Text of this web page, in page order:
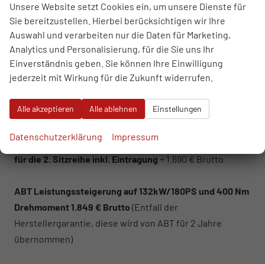
Kreuzungsassistent, Notbremsassistent ""Front Assist""
mit Fußgänger- und Radfahrererkennung, Notrufsystem
eCall, Reifenkontrollanzeige.
ausl. Ez. und Garantiebeginn / Endkundennachweis
erforderlich.
6 Sitzer: 1 zusätzlicher Sitz (Vis-a-Vis)mit Armlehnen für
7 Sitzer: 2 zusätzliche Sitze (Vis-a-Vis)
für die 2. Sitzreihe inkl. Eintragung + 1.690 € Brutto
ABT Leistungssteigerung auf 132kW/180PS und 400 Nm
Drehmoment 1.849 € Brutto (Entfall der
Herstellergarantie, diese wird von ABT für 2 Jahre
übernommen)
Unsere Website setzt Cookies ein, um unsere Dienste für
Sie bereitzustellen. Hierbei berücksichtigen wir Ihre
Auswahl und verarbeiten nur die Daten für Marketing,
Analytics und Personalisierung, für die Sie uns Ihr
Einverständnis geben. Sie können Ihre Einwilligung
jederzeit mit Wirkung für die Zukunft widerrufen.
Alle akzeptieren Alle ablehnen Einstellungen
Datenschutzerklärung Impressum